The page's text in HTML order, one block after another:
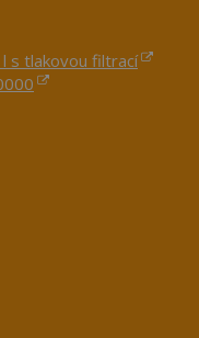
s tlakovou filtrací